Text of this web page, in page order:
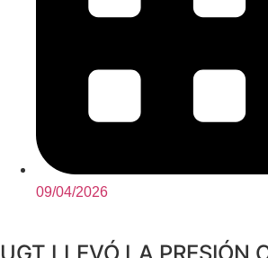
09/04/2026